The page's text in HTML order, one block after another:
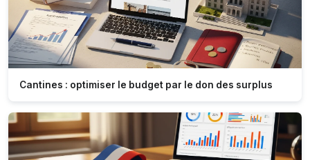
Cantines : optimiser le budget par le don des surplus